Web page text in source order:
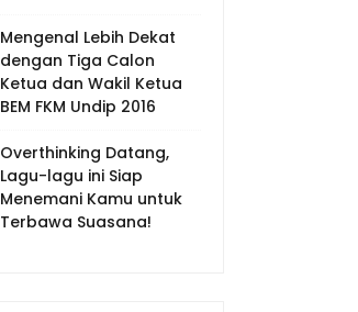
Mengenal Lebih Dekat
dengan Tiga Calon
Ketua dan Wakil Ketua
BEM FKM Undip 2016
Overthinking Datang,
Lagu-lagu ini Siap
Menemani Kamu untuk
Terbawa Suasana!